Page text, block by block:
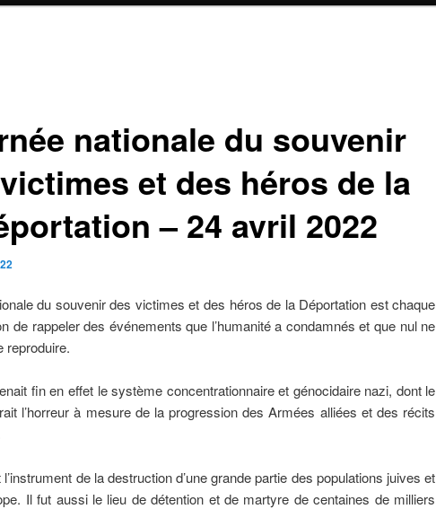
nationale du souvenir
et des héros de la
– 24 avril 2022
du souvenir des victimes et des héros de la Déportation est chaque
de rappeler des événements que l’humanité a condamnés et que nul ne
reproduire.
fin en effet le système concentrationnaire et génocidaire nazi, dont le
l’horreur à mesure de la progression des Armées alliées et des récits
de la destruction d’une grande partie des populations juives et
Il fut aussi le lieu de détention et de martyre de centaines de milliers